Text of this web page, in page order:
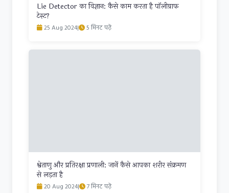
Lie Detector का विज्ञान: कैसे काम करता है पॉलीग्राफ
टेस्ट?
25 Aug 2024| 5 मिनट पढ़ें
श्वेताणु और प्रतिरक्षा प्रणाली: जानें कैसे आपका शरीर संक्रमण
से लड़ता है
20 Aug 2024| 7 मिनट पढ़ें